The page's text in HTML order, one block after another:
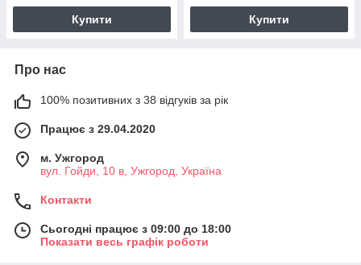
Купити Купити
Про нас
100% позитивних з 38 відгуків за рік
Працює з 29.04.2020
м. Ужгород
вул. Гойди, 10 в, Ужгород, Україна
Контакти
Сьогодні працює з 09:00 до 18:00
Показати весь графік роботи